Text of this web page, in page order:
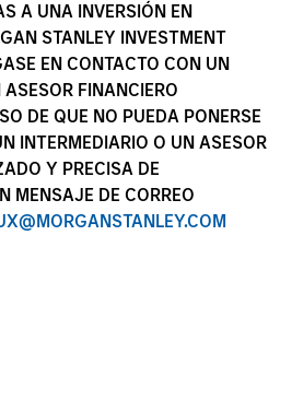
A UNA INVERSIÓN EN
STANLEY INVESTMENT
EN CONTACTO CON UN
FINANCIERO
DE QUE NO PUEDA PONERSE
INTERMEDIARIO O UN ASESOR
Y PRECISA DE
MENSAJE DE CORREO
Review: Building
through Direct
has been named
Review's "Top Direct